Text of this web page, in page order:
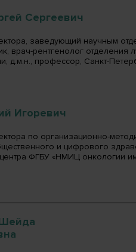
Сергеевич
заведующий научным
врач-рентгенолог
д.м.н., профессор, Санкт-
Игоревич
по организационно-
и цифрового
ФГБУ «НМИЦ онкологии